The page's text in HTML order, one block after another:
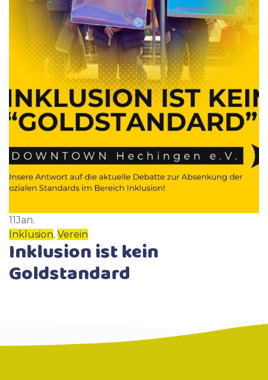
11Jan.
Inklusion, Verein
Inklusion ist kein
Goldstandard